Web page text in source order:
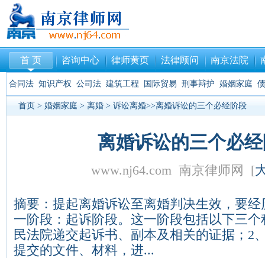
首 页 咨询中心 律师黄页 法律顾问 南京法院
合同法 知识产权 公司法 建筑工程 国际贸易 刑事辩护 婚姻家庭
首页 > 婚姻家庭 > 离婚 > 诉讼离婚>>离婚诉讼的三个必经阶段
离婚诉讼的三个必
www.nj64.com 南京律师网 [
摘要：提起离婚诉讼至离婚判决生效，要
一阶段：起诉阶段。这一阶段包括以下三
民法院递交起诉书、副本及相关的证据；2
提交的文件、材料，进...